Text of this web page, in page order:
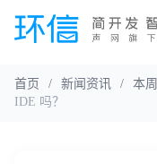
首页 / 新闻资讯 / 本
IDE 吗？